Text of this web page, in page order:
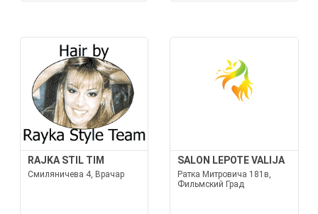
RAJKA STIL TIM
Смиляничева 4, Врачар
SALON LEPOTE VALIJA
Ратка Митровича 181в,
Фильмский Град